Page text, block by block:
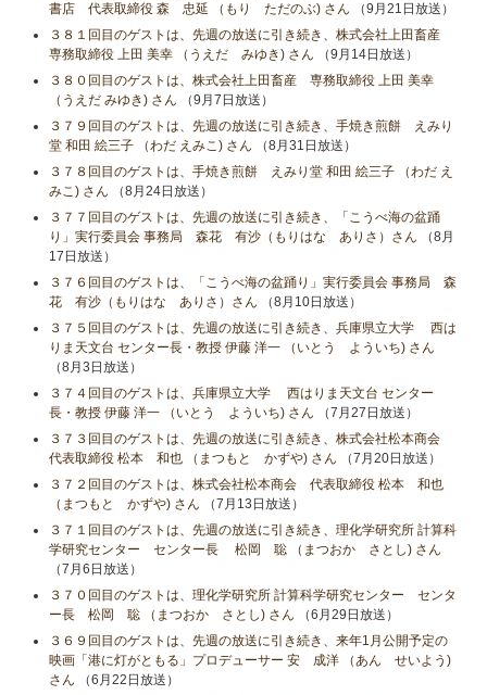
書店 代表取締役 森 忠延 （もり ただのぶ) さん （9月21日放送）
３８１回目のゲストは、先週の放送に引き続き、株式会社上田畜産
専務取締役 上田 美幸 （うえだ みゆき) さん （9月14日放送）
３８０回目のゲストは、株式会社上田畜産 専務取締役 上田 美幸
（うえだ みゆき) さん （9月7日放送）
３７９回目のゲストは、先週の放送に引き続き、手焼き煎餅 えみり
堂 和田 絵三子 （わだ えみこ) さん （8月31日放送）
３７８回目のゲストは、手焼き煎餅 えみり堂 和田 絵三子 （わだ え
みこ) さん （8月24日放送）
３７７回目のゲストは、先週の放送に引き続き、「こうべ海の盆踊
り」実行委員会 事務局 森花 有沙（もりはな ありさ）さん （8月
17日放送）
３７６回目のゲストは、「こうべ海の盆踊り」実行委員会 事務局 森
花 有沙（もりはな ありさ）さん （8月10日放送）
３７５回目のゲストは、先週の放送に引き続き、兵庫県立大学 西は
りま天文台 センター長・教授 伊藤 洋一 （いとう よういち) さん
（8月3日放送）
３７４回目のゲストは、兵庫県立大学 西はりま天文台 センター
長・教授 伊藤 洋一 （いとう よういち) さん （7月27日放送）
３７３回目のゲストは、先週の放送に引き続き、株式会社松本商会
代表取締役 松本 和也 （まつもと かずや) さん （7月20日放送）
３７２回目のゲストは、株式会社松本商会 代表取締役 松本 和也
（まつもと かずや) さん （7月13日放送）
３７１回目のゲストは、先週の放送に引き続き、理化学研究所 計算科
学研究センター センター長 松岡 聡 （まつおか さとし) さん
（7月6日放送）
３７０回目のゲストは、理化学研究所 計算科学研究センター センタ
ー長 松岡 聡 （まつおか さとし) さん （6月29日放送）
３６９回目のゲストは、先週の放送に引き続き、来年1月公開予定の
映画「港に灯がともる」プロデューサー 安 成洋 （あん せいよう)
さん （6月22日放送）